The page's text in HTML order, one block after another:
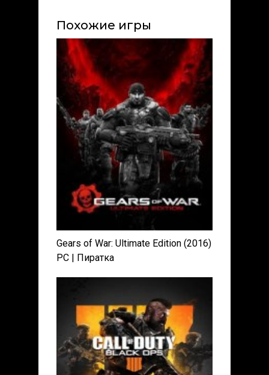
Похожие игры
Gears of War: Ultimate Edition (2016)
PC | Пиратка